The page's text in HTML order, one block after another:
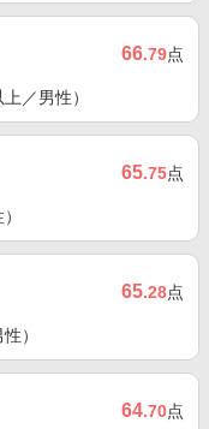
66.79点
／男性）
65.75点
65.28点
）
64.70点